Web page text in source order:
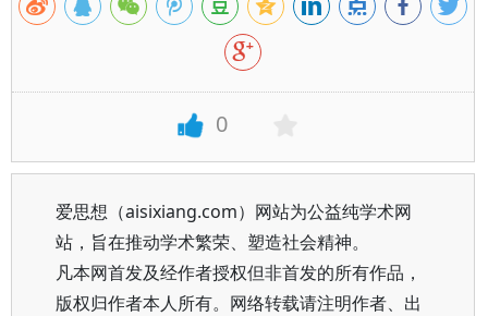
0
爱思想（aisixiang.com）网站为公益纯学术网
站，旨在推动学术繁荣、塑造社会精神。
凡本网首发及经作者授权但非首发的所有作品，
版权归作者本人所有。网络转载请注明作者、出